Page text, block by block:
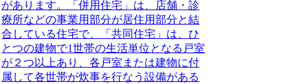
があります。「併用住宅」は、店舗・診
療所などの事業用部分が居住用部分と結
合している住宅で、「共同住宅」は、ひ
とつの建物で1世帯の生活単位となる戸室
が２つ以上あり、各戸室または建物に付
属して各世帯が炊事を行なう設備がある